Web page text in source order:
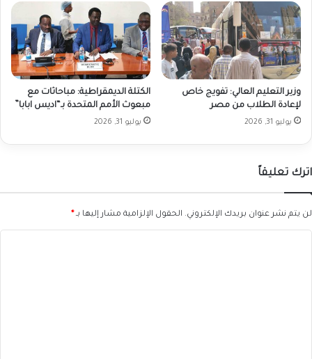
وزير التعليم العالي: تفويج خاص
لإعادة الطلاب من مصر
يوليو 31, 2026
الكتلة الديمقراطية: مباحاثات مع
مبعوث الأمم المتحدة بـ“اديس ابابا”
يوليو 31, 2026
اترك تعليقاً
لن يتم نشر عنوان بريدك الإلكتروني. الحقول الإلزامية مشار إليها بـ *